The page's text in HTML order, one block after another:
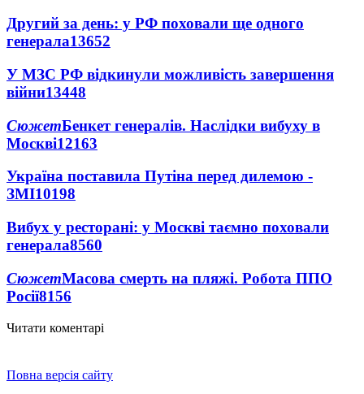
Другий за день: у РФ поховали ще одного
генерала13652
У МЗС РФ відкинули можливість завершення
війни13448
СюжетБенкет генералів. Наслідки вибуху в
Москві12163
Україна поставила Путіна перед дилемою -
ЗМІ10198
Вибух у ресторані: у Москві таємно поховали
генерала8560
СюжетМасова смерть на пляжі. Робота ППО
Росії8156
Читати коментарі
Повна версія сайту